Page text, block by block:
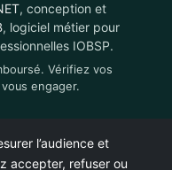
, conception et
, logiciel métier pour
IOBSP.
Vérifiez vos
engager.
l’audience et
accepter, refuser ou